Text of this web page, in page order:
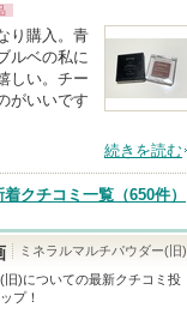
り購入。青
ルベの私に
しい。チー
がいいです
続きを読む
着クチコミ一覧 （650件）
ミネラルマルチパウダー(旧)
旧)についての最新クチコミ投
プ！